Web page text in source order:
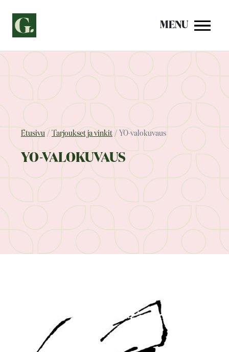
sisältöön
MENU
Etusivu Tarjoukset ja vinkit YO-valokuvaus
YO-VALOKUVAUS